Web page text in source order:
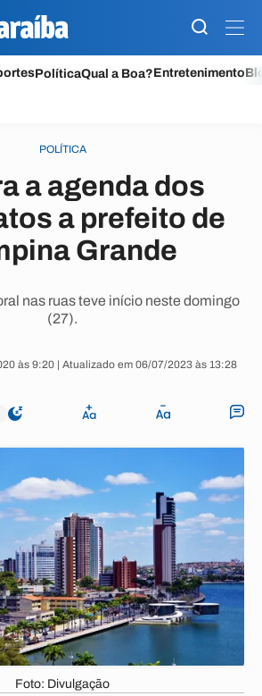
PolíticaQual a Boa?Entretenimento
POLÍTICA
a agenda dos
a prefeito de
Grande
nas ruas teve início neste domingo
(27).
às 9:20 | Atualizado em 06/07/2023 às 13:28
Foto: Divulgação